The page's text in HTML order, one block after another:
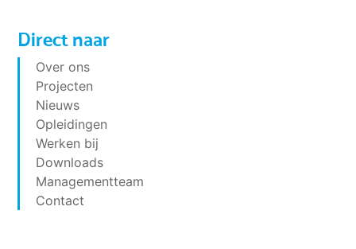
Direct naar
Over ons
Projecten
Nieuws
Opleidingen
Werken bij
Downloads
Managementteam
Contact